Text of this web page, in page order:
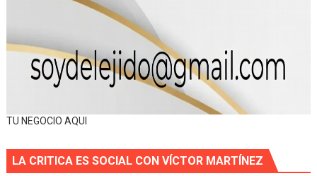
TU NEGOCIO AQUI
LA CRITICA ES SOCIAL CON VÍCTOR MARTÍNEZ